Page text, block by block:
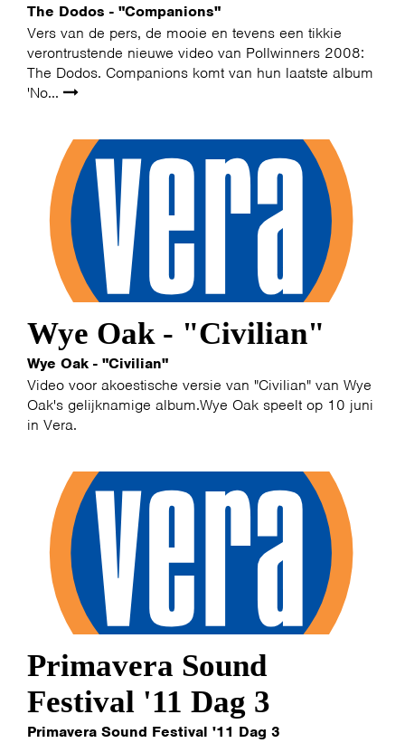
The Dodos - "Companions"
Vers van de pers, de mooie en tevens een tikkie
verontrustende nieuwe video van Pollwinners 2008:
The Dodos. Companions komt van hun laatste album
'No...
Wye Oak - "Civilian"
Wye Oak - "Civilian"
Video voor akoestische versie van "Civilian" van Wye
Oak's gelijknamige album.Wye Oak speelt op 10 juni
in Vera.
Primavera Sound
Festival '11 Dag 3
Primavera Sound Festival '11 Dag 3